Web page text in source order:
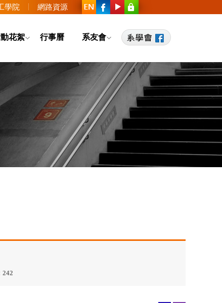
學院 網路資源
花絮 行事曆 系友會